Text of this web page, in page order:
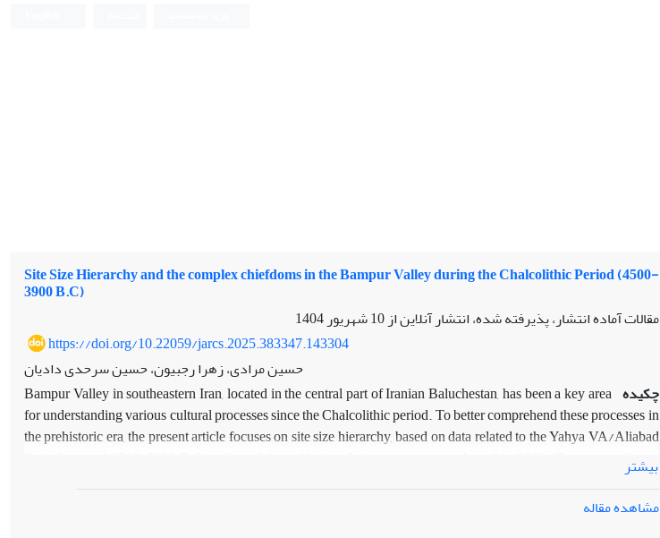
Site Size Hierarchy and the complex chiefdoms in the Bampur Valley during the Chalcolithic Period (4500-
3900 B.C)
مقالات آماده انتشار، پذیرفته شده، انتشار آنلاین از10 شهریور 1404
https://doi.org/10.22059/jarcs.2025.383347.143304
حسین مرادی، زهرا رجبیون، حسین سرحدی دادیان
چکیده Bampur Valley in southeastern Iran, located in the central part of Iranian Baluchestan, has been a key area
for understanding various cultural processes since the Chalcolithic period. To better comprehend these processes in
the prehistoric era, the present article focuses on site size hierarchy, based on data related to the Yahya VA/Aliabad
Period, around 4500-3900 B.C., collected from 41 sites during a survey conducted in 2009. The surveyed area
spans more than 300 square kilometers along the Bampur River. The area of each site was estimated using GPS
mapping, and SPSS analysis helped us classify the site sizes. Consequently, a three-level classification proved
بیشتر
مشاهده مقاله